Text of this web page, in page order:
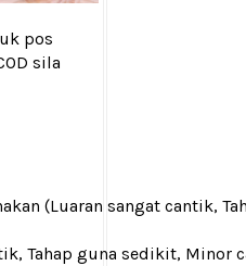
pos
sila
(Luaran sangat cantik,
Tahap guna sedikit,